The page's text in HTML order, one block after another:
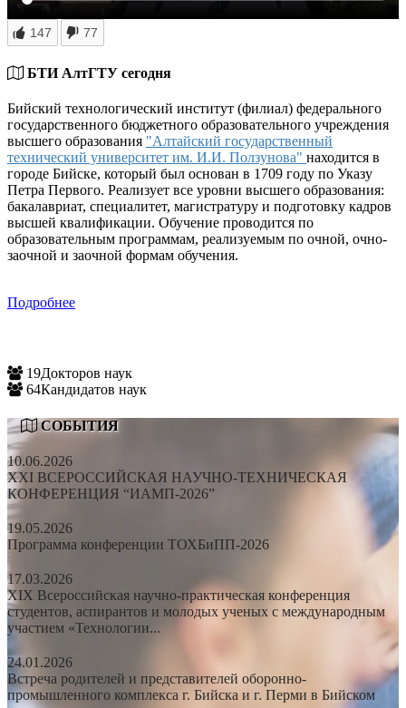
147 77
БТИ АлтГТУ сегодня
Бийский технологический институт (филиал) федерального
государственного бюджетного образовательного учреждения
высшего образования "Алтайский государственный
технический университет им. И.И. Ползунова" находится в
городе Бийске, который был основан в 1709 году по Указу
Петра Первого. Реализует все уровни высшего образования:
бакалавриат, специалитет, магистратуру и подготовку кадров
высшей квалификации. Обучение проводится по
образовательным программам, реализуемым по очной, очно-
заочной и заочной формам обучения.
Подробнее
19Докторов наук
64Кандидатов наук
СОБЫТИЯ
10.06.2026
XXI ВСЕРОССИЙСКАЯ НАУЧНО-ТЕХНИЧЕСКАЯ
КОНФЕРЕНЦИЯ “ИАМП-2026”
19.05.2026
Программа конференции ТОХБиПП-2026
17.03.2026
XIX Всероссийская научно-практическая конференция
студентов, аспирантов и молодых ученых с международным
участием «Технологии...
24.01.2026
Встреча родителей и представителей оборонно-
промышленного комплекса г. Бийска и г. Перми в Бийском